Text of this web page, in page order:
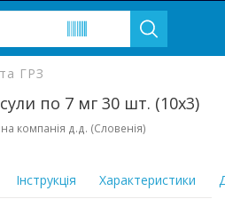
ГРЗ
по 7 мг 30 шт. (10х3)
компанія д.д. (Словенія)
Інструкція Характеристики